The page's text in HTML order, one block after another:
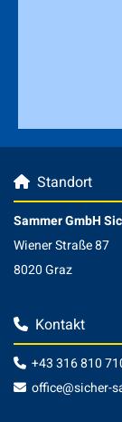
 Standort
Sammer GmbH
Wiener Straße 87
8020 Graz
 Kontakt
 +43 316 810
 office@sicher-